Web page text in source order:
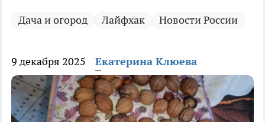
Дача и огород Лайфхак Новости России
9 декабря 2025 Екатерина Клюева